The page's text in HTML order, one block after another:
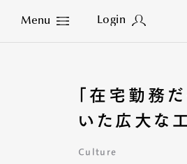
Menu Login
Close
「在宅勤務
いた広大な
Culture